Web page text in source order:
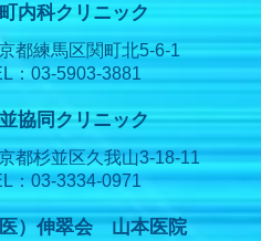
内科クリニック
都練馬区関町北5-6-1
：03-5903-3881
協同クリニック
都杉並区久我山3-18-11
：03-3334-0971
）伸翠会 山本医院